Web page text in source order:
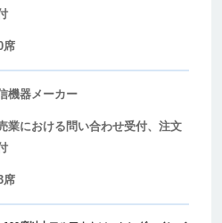
席
機器メーカー
業における問い合わせ受付、注文
席